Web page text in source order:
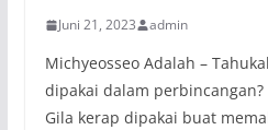
Juni 21, 2023 admin
Michyeosseo Adalah –
dipakai dalam
Gila kerap dipakai buat